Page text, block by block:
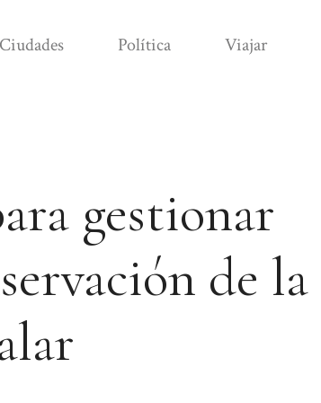
Ciudades Política Viajar
gestionar
de la